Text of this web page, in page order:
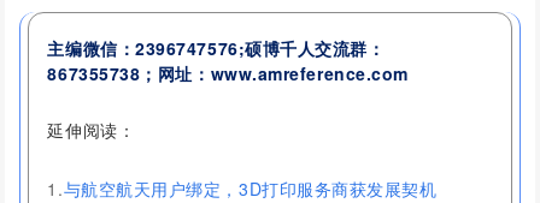
主编微信：2396747576;硕博千人交流群：
867355738；网址：www.amreference.com
延伸阅读：
1.与航空航天用户绑定，3D打印服务商获发展契机